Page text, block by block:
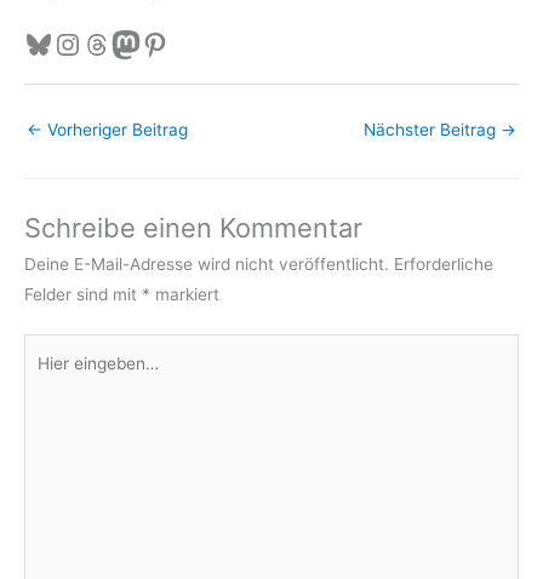
Bluesky
Instagram
Threads
Mastodon
Pinterest
← Vorheriger Beitrag Nächster Beitrag →
Schreibe einen Kommentar
Deine E-Mail-Adresse wird nicht veröffentlicht. Erforderliche
Felder sind mit * markiert
eingeben…